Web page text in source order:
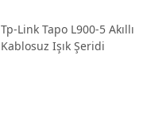
Tp-Link Tapo L900-5 Akıllı
Kablosuz Işık Şeridi